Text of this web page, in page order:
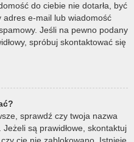
do ciebie nie dotarła, być
adres e-mail lub wiadomość
Jeśli na pewno podany
spróbuj skontaktować się
sprawdź czy twoja nazwa
Jeżeli są prawidłowe, skontaktuj